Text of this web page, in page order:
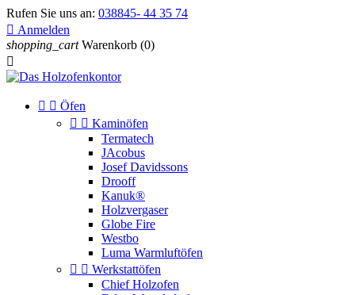
Rufen Sie uns an: 038845- 44 35 74
 Anmelden
shopping_cart Warenkorb (0)

  Öfen
  Kaminöfen
Termatech
JAcobus
Josef Davidssons
Drooff
Kanuk®
Holzvergaser
Globe Fire
Westbo
Luma Warmluftöfen
  Werkstattöfen
Chief Holzofen